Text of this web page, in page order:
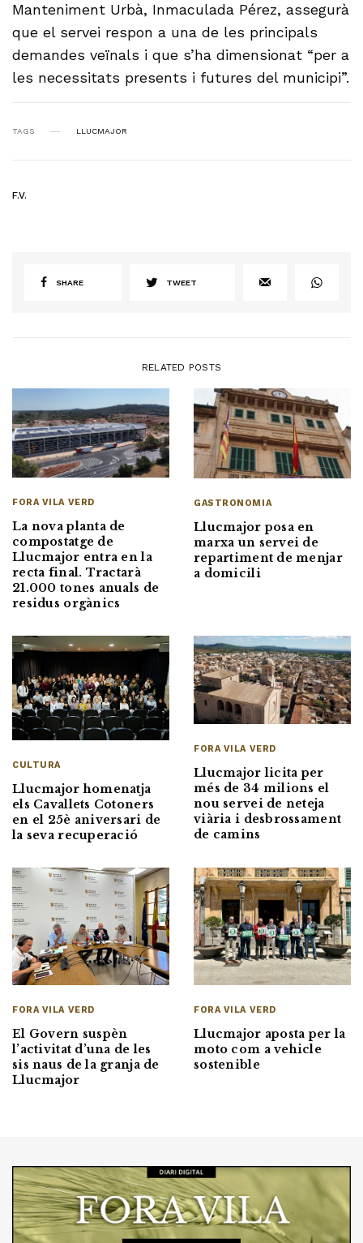
Manteniment Urbà, Inmaculada Pérez, assegurà
que el servei respon a una de les principals
demandes veïnals i que s’ha dimensionat “per a
les necessitats presents i futures del municipi”.
TAGS LLUCMAJOR
F.V.
SHARE TWEET
RELATED POSTS
FORA VILA VERD
La nova planta de
compostatge de
Llucmajor entra en la
recta final. Tractarà
21.000 tones anuals de
residus orgànics
GASTRONOMIA
Llucmajor posa en
marxa un servei de
repartiment de menjar
a domicili
CULTURA
Llucmajor homenatja
els Cavallets Cotoners
en el 25è aniversari de
la seva recuperació
FORA VILA VERD
Llucmajor licita per
més de 34 milions el
nou servei de neteja
viària i desbrossament
de camins
FORA VILA VERD
El Govern suspèn
l’activitat d’una de les
sis naus de la granja de
Llucmajor
FORA VILA VERD
Llucmajor aposta per la
moto com a vehicle
sostenible